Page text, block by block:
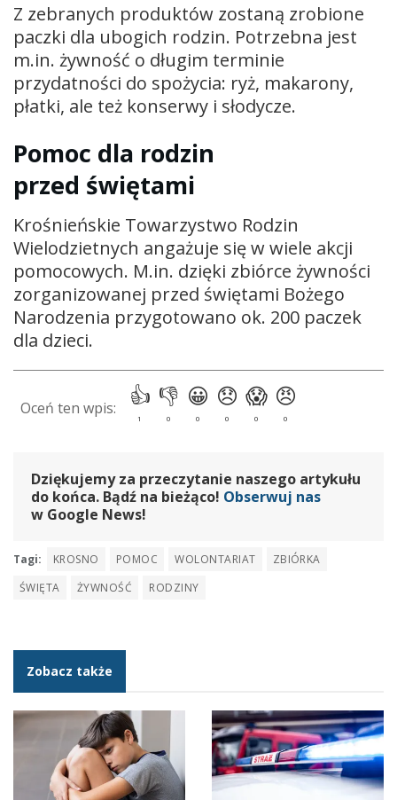
Z zebranych produktów zostaną zrobione
paczki dla ubogich rodzin. Potrzebna jest
m.in. żywność o długim terminie
przydatności do spożycia: ryż, makarony,
płatki, ale też konserwy i słodycze.
Pomoc dla rodzin
przed świętami
Krośnieńskie Towarzystwo Rodzin
Wielodzietnych angażuje się w wiele akcji
pomocowych. M.in. dzięki zbiórce żywności
zorganizowanej przed świętami Bożego
Narodzenia przygotowano ok. 200 paczek
dla dzieci.
Dziękujemy za przeczytanie naszego artykułu
do końca. Bądź na bieżąco! Obserwuj nas
w Google News!
Tagi: KROSNO POMOC WOLONTARIAT
ZBIÓRKA
ŚWIĘTA
ŻYWNOŚĆ RODZINY
Zobacz także